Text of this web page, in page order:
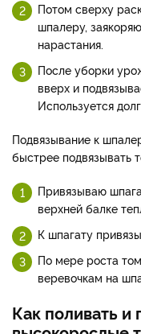
Потом сверху
шпалеру,
нарастания.
После уборки
вверх и
Используется
Подвязывание к
быстрее подвязывать
Привязываю
верхней балке
К шпагату
По мере роста
веревочкам на
Как поливать и